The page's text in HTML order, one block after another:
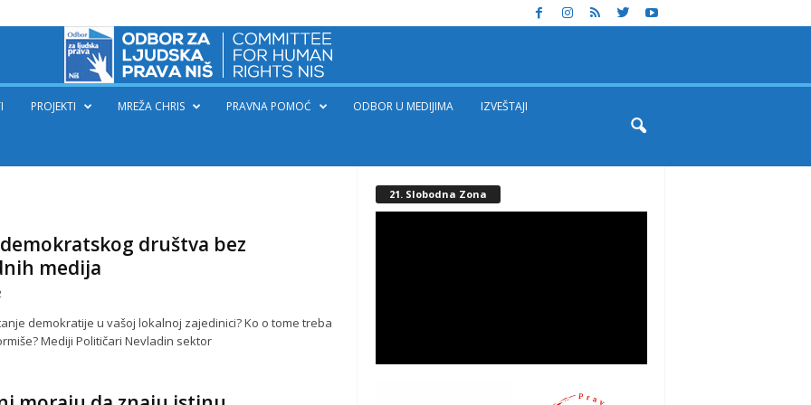
PROJEKTI MREŽA CHRIS PRAVNA POMOĆ ODBOR U MEDIJIMA IZVEŠTAJI
društva bez
medija
demokratije u vašoj lokalnoj zajedinici? Ko o tome treba
Mediji Političari Nevladin sektor
21. Slobodna Zona